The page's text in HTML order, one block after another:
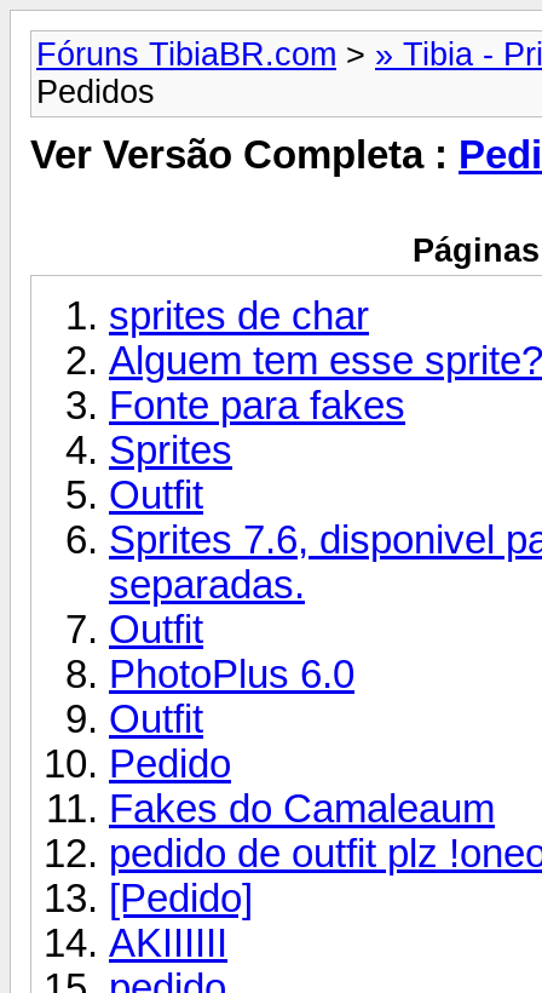
Fóruns TibiaBR.com > » Tibia -
Pedidos
Ver Versão Completa :
sprites de char
Alguem tem esse sprite?
Fonte para fakes
Sprites
Outfit
Sprites 7.6, disponivel
separadas.
Outfit
PhotoPlus 6.0
Outfit
Pedido
Fakes do Camaleaum
pedido de outfit plz
[Pedido]
AKIIIIII